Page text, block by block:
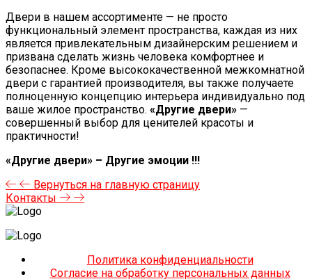
Двери в нашем ассортименте — не просто
функциональный элемент пространства, каждая из них
является привлекательным дизайнерским решением и
призвана сделать жизнь человека комфортнее и
безопаснее. Кроме высококачественной межкомнатной
двери с гарантией производителя, вы также получаете
полноценную концепцию интерьера индивидуально под
ваше жилое пространство. «Другие двери» —
совершенный выбор для ценителей красоты и
практичности!
«Другие двери» – Другие эмоции !!!
Вернуться на главную страницу
Контакты
Политика конфиденциальности
Согласие на обработку персональных данных